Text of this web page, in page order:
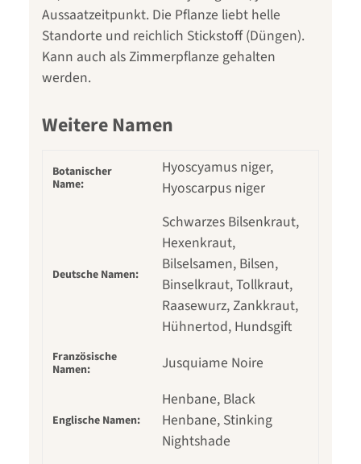
Aussaatzeitpunkt. Die Pflanze liebt helle
Standorte und reichlich Stickstoff (Düngen).
Kann auch als Zimmerpflanze gehalten
werden.
Weitere Namen
Botanischer
Name:
Hyoscyamus niger,
Hyoscarpus niger
Deutsche Namen:
Schwarzes Bilsenkraut,
Hexenkraut,
Bilselsamen, Bilsen,
Binselkraut, Tollkraut,
Raasewurz, Zankkraut,
Hühnertod, Hundsgift
Französische
Namen:
Jusquiame Noire
Englische Namen:
Henbane, Black
Henbane, Stinking
Nightshade